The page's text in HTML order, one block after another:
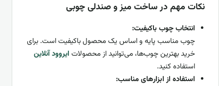
نکات مهم در ساخت میز و صندلی چوبی
انتخاب چوب باکیفیت:
چوب مناسب پایه و اساس یک محصول باکیفیت است. برای
خرید بهترین چوب‌ها، می‌توانید از محصولات ایروود آنلاین
استفاده کنید.
استفاده از ابزارهای مناسب: